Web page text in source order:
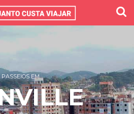
PASSEIOS EM